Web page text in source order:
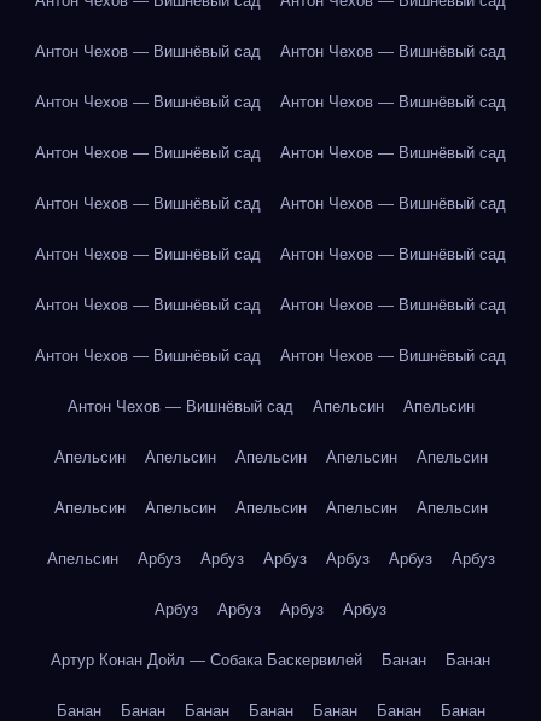
Антон Чехов — Вишнёвый сад Антон Чехов — Вишнёвый сад
Антон Чехов — Вишнёвый сад Антон Чехов — Вишнёвый сад
Антон Чехов — Вишнёвый сад Антон Чехов — Вишнёвый сад
Антон Чехов — Вишнёвый сад Антон Чехов — Вишнёвый сад
Антон Чехов — Вишнёвый сад Антон Чехов — Вишнёвый сад
Антон Чехов — Вишнёвый сад Антон Чехов — Вишнёвый сад
Антон Чехов — Вишнёвый сад Антон Чехов — Вишнёвый сад
Антон Чехов — Вишнёвый сад Апельсин Апельсин
Апельсин Апельсин Апельсин Апельсин Апельсин
Апельсин Апельсин Апельсин Апельсин Апельсин
Апельсин Арбуз Арбуз Арбуз Арбуз Арбуз Арбуз
Арбуз Арбуз Арбуз Арбуз
Артур Конан Дойл — Собака Баскервилей Банан Банан
Банан Банан Банан Банан Банан Банан Банан